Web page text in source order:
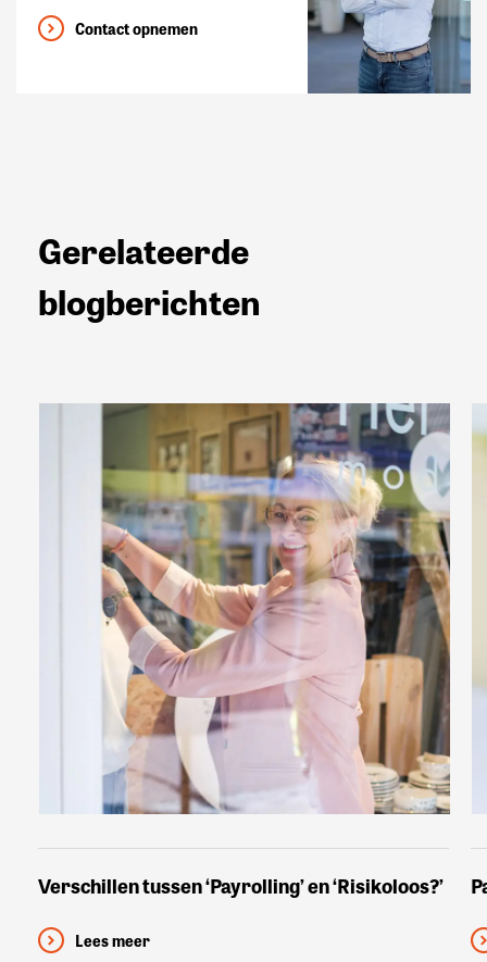
Contact opnemen
Gerelateerde
blogberichten
Verschillen tussen ‘Payrolling’ en ‘Risikoloos?’
Lees meer